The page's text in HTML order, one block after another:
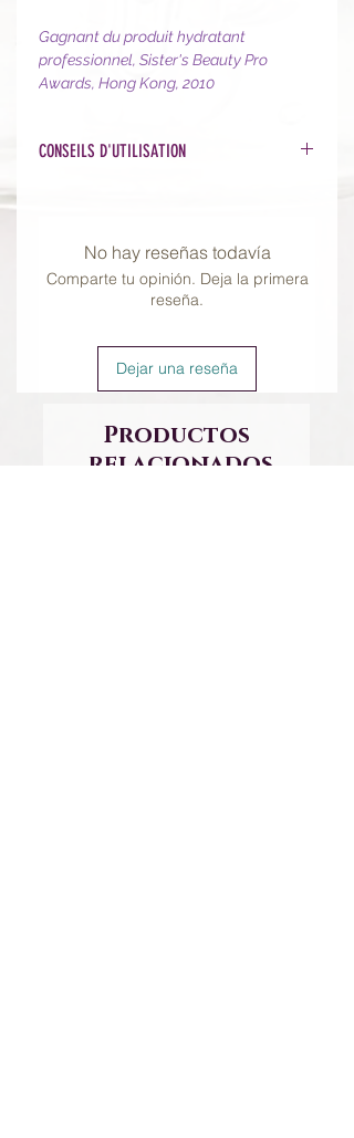
Gagnant du produit hydratant
professionnel, Sister's Beauty Pro
Awards, Hong Kong, 2010
CONSEILS D'UTILISATION
masque avec quelques gouttes
d'eau et étalez une fine couche sur
la surface de la peau et laissez agir 5
MASQUES ÉMINENCE
No hay reseñas todavía
Comparte tu opinión. Deja la primera
reseña.
Dejar una reseña
Productos
relacionados